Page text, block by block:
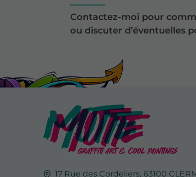
Contactez-moi pour
ou discuter d’éventuelles
17 Rue des Cordeliers, 63100